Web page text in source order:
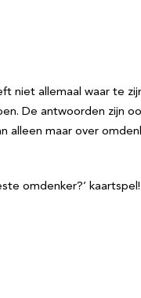
niet allemaal waar te
De antwoorden zijn
alleen maar over
omdenker?’ kaartspel!